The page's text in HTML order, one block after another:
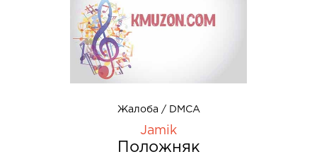
Жалоба / DMCA
Jamik
Положняк